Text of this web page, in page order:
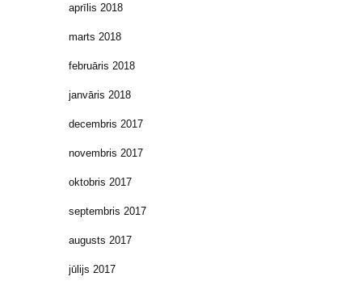
aprīlis 2018
marts 2018
februāris 2018
janvāris 2018
decembris 2017
novembris 2017
oktobris 2017
septembris 2017
augusts 2017
jūlijs 2017